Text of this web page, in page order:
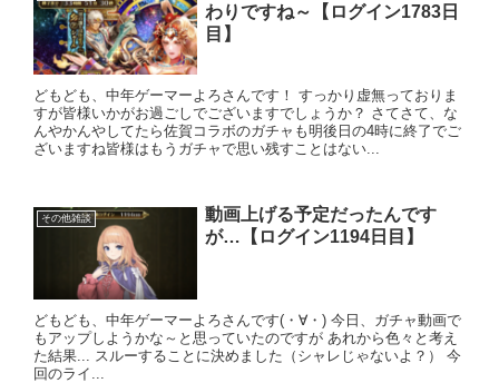
わりですね～【ログイン1783日
目】
どもども、中年ゲーマーよろさんです！ すっかり虚無っておりま
すが皆様いかがお過ごしでございますでしょうか？ さてさて、な
んやかんやしてたら佐賀コラボのガチャも明後日の4時に終了でご
ざいますね皆様はもうガチャで思い残すことはない...
その他雑談
動画上げる予定だったんです
が…【ログイン1194日目】
どもども、中年ゲーマーよろさんです(・∀・) 今日、ガチャ動画で
もアップしようかな～と思っていたのですが あれから色々と考え
た結果... スルーすることに決めました（シャレじゃないよ？） 今
回のライ...